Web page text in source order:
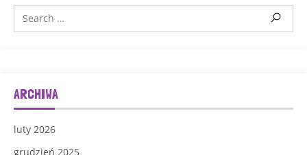
ARCHIWA
luty 2026
grudzień 2025